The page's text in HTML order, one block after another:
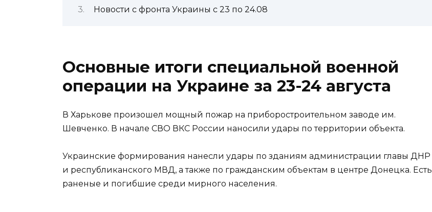
Новости с фронта Украины с 23 по 24.08
Основные итоги специальной военной
операции на Украине за 23-24 августа
В Харькове произошел мощный пожар на приборостроительном заводе им.
Шевченко. В начале СВО ВКС России наносили удары по территории объекта.
Украинские формирования нанесли удары по зданиям администрации главы ДНР
и республиканского МВД, а также по гражданским объектам в центре Донецка. Есть
раненые и погибшие среди мирного населения.